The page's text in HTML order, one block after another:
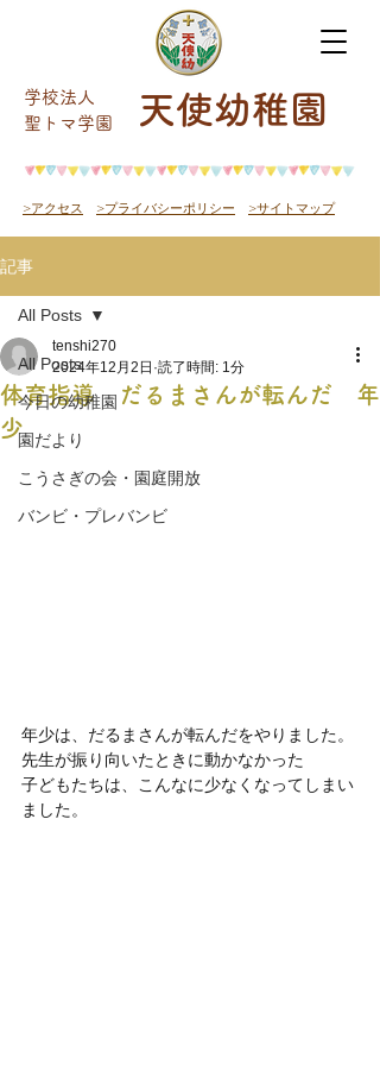
天使幼稚園
学校法人
​聖トマ学園
>アクセス >プライバシーポリシー >サイトマップ
記事
All Posts
今日の幼稚園
園だより
こうさぎの会・園庭開放
バンビ・プレバンビ
All Posts
体育指導 だるまさんが転んだ 年
少
tenshi270
2024年12月2日 読了時間: 1分
年少は、だるまさんが転んだをやりました。
先生が振り向いたときに動かなかった
子どもたちは、こんなに少なくなってしまい
ました。